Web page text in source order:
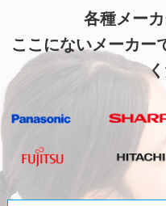
各種メー
ここにないメーカー